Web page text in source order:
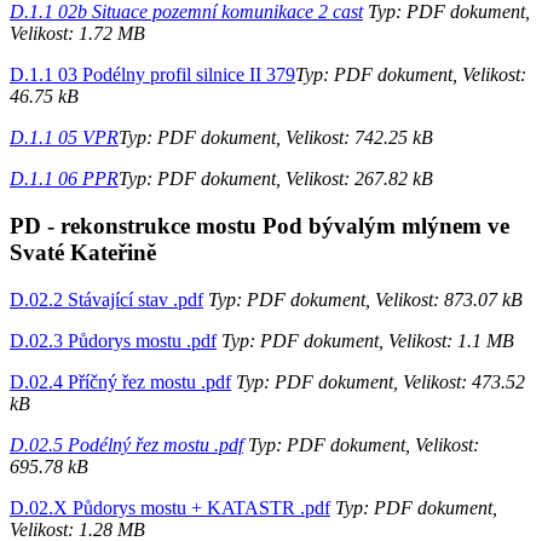
D.1.1 02b Situace pozemní komunikace 2 castTyp: PDF dokument,
Velikost: 1.72 MB
D.1.1 03 Podélny profil silnice II 379Typ: PDF dokument, Velikost:
46.75 kB
D.1.1 05 VPRTyp: PDF dokument, Velikost: 742.25 kB
D.1.1 06 PPRTyp: PDF dokument, Velikost: 267.82 kB
PD - rekonstrukce mostu Pod bývalým mlýnem ve
Svaté Kateřině
D.02.2 Stávající stav .pdfTyp: PDF dokument, Velikost: 873.07 kB
D.02.3 Půdorys mostu .pdfTyp: PDF dokument, Velikost: 1.1 MB
D.02.4 Příčný řez mostu .pdfTyp: PDF dokument, Velikost: 473.52
kB
D.02.5 Podélný řez mostu .pdfTyp: PDF dokument, Velikost:
695.78 kB
D.02.X Půdorys mostu + KATASTR .pdfTyp: PDF dokument,
Velikost: 1.28 MB